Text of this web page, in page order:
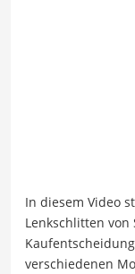
In diesem Video
Lenkschlitten
verschiedenen